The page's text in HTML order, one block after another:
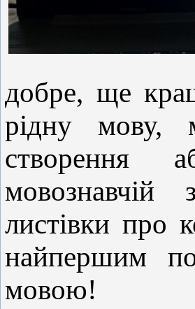
добре, ще
рідну мову,
створення
мовознавчій
листівки про
найпершим
мовою!